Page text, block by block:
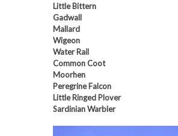
Little Bittern
Gadwall
Mallard
Wigeon
Water Rail
Common Coot
Moorhen
Peregrine Falcon
Little Ringed Plover
Sardinian Warbler